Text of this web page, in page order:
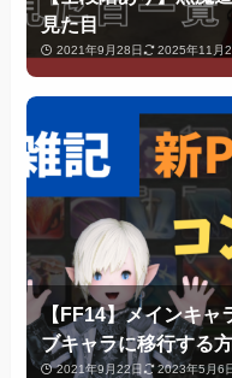
見た目
2021年9月28日 2025年11月
【FF14】メインキャ
ブキャラに移行する
2021年9月22日 2023年5月6